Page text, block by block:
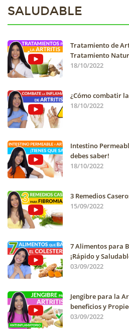
SALUDABLE
Tratamiento de
Tratamiento
18/10/2022
¿Cómo combatir
18/10/2022
Intestino
debes saber!
18/10/2022
3 Remedios
15/09/2022
7 Alimentos para
¡Rápido y
03/09/2022
Jengibre para la
beneficios y
03/09/2022